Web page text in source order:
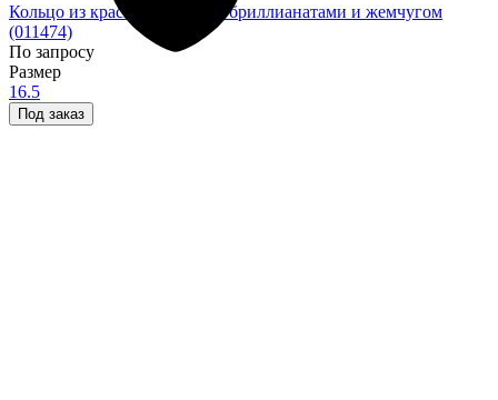
Кольцо из красного золота с бриллианатами и жемчугом
(011474)
По запросу
Размер
16.5
Под заказ